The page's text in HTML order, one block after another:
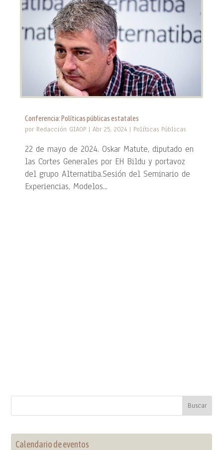
Conferencia: Políticas públicas estatales
por Redacción GIAOP |Abr 25, 2024 | Políticas Públicas
22 de mayo de 2024. Oskar Matute, diputado en
las Cortes Generales por EH Bildu y portavoz
del grupo Alternatiba.Sesión del Seminario de
Experiencias, Modelos...
Calendario de eventos